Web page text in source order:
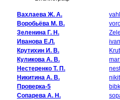
Вахлаева Ж. А.
Воробьёва М. В.
Зеленина Г. Н.
Иванова Е.Л.
Крутихин И. В.
Куликова А. В.
Нестеренко Т. П.
Никитина А. В.
Проверка-5
Сопарева А. Н.